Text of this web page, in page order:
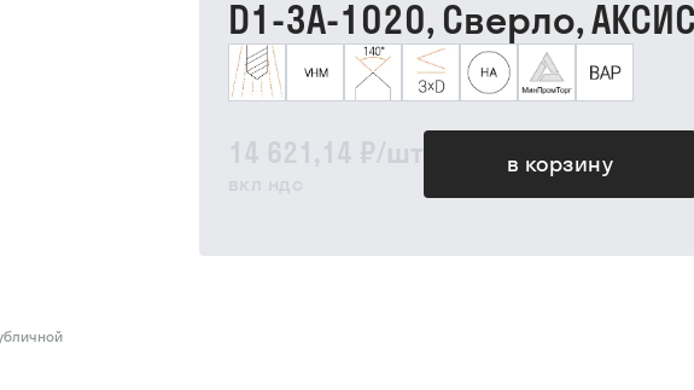
14 621,14 ₽/шт
вкл ндс
в корзину
D1-3A-1020, Сверло, АКСИС